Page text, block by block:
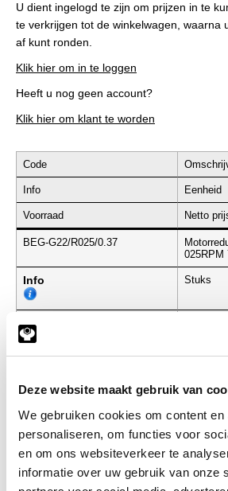
Deze website maakt gebruik van
We gebruiken cookies om content
personaliseren, om functies voor
en om ons websiteverkeer te
informatie over uw gebruik van onze
U dient ingelogd te zijn om prijzen in te
te verkrijgen tot de winkelwagen, waarna
af kunt ronden.
Klik hier om in te loggen
Heeft u nog geen account?
Klik hier om klant te worden
Code
Info Eenheid
Voorraad Netto
BEG-G22/R025/0.37
025RPM
Info Stuks
Gerelateerde categorieën
Motorreductor G22 RVS